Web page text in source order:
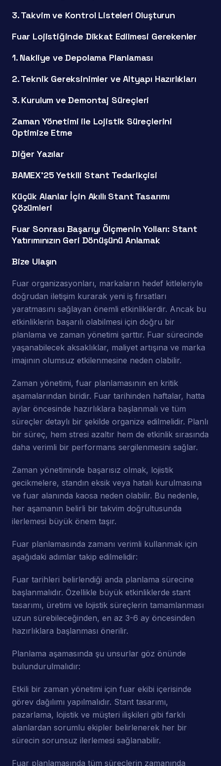
3. Takvim ve Kontrol Listeleri Oluşturun
Fuar Lojistiğinde Dikkat Edilmesi Gerekenler
1. Nakliye ve Depolama Planlaması
2. Teknik Gereksinimler ve Altyapı Hazırlıkları
3. Kurulum ve Demontaj Süreçleri
Zaman Yönetimi ile Lojistik Süreçlerini
Optimize Etme
Diğer Yazılar
BAMEX’25 Yetkili Stant Tedarikçisi
Küçük Alanlar İçin Akıllı Stant Tasarımı
Çözümleri
Fuar Sonrası Başarıyı Ölçmenin Yolları: Stant
Yatırımınızın Geri Dönüşünü Anlamak
Bize Ulaşın
Fuar organizasyonları, markaların hedef kitleleriyle
doğrudan iletişim kurarak yeni iş fırsatları
yaratmasını sağlayan önemli etkinliklerdir. Ancak bu
etkinliklerin başarılı olabilmesi için doğru bir
planlama ve zaman yönetimi şarttır. Fuar sürecinde
yaşanabilecek aksaklıklar, maliyet artışına ve marka
imajının olumsuz etkilenmesine neden olabilir.
Zaman yönetimi, fuar planlamasının en kritik
aşamalarından biridir. Fuar tarihinden haftalar, hatta
aylar öncesinde hazırlıklara başlanmalı ve tüm
süreçler detaylı bir şekilde organize edilmelidir. Planlı
bir süreç, hem stresi azaltır hem de etkinlik sırasında
daha verimli bir performans sergilenmesini sağlar.
Zaman yönetiminde başarısız olmak, lojistik
gecikmelere, standın eksik veya hatalı kurulmasına
ve fuar alanında kaosa neden olabilir. Bu nedenle,
her aşamanın belirli bir takvim doğrultusunda
ilerlemesi büyük önem taşır.
Fuar planlamasında zamanı verimli kullanmak için
aşağıdaki adımlar takip edilmelidir:
Fuar tarihleri belirlendiği anda planlama sürecine
başlanmalıdır. Özellikle büyük etkinliklerde stant
tasarımı, üretimi ve lojistik süreçlerin tamamlanması
uzun sürebileceğinden, en az 3-6 ay öncesinden
hazırlıklara başlanması önerilir.
Planlama aşamasında şu unsurlar göz önünde
bulundurulmalıdır:
Etkili bir zaman yönetimi için fuar ekibi içerisinde
görev dağılımı yapılmalıdır. Stant tasarımı,
pazarlama, lojistik ve müşteri ilişkileri gibi farklı
alanlardan sorumlu ekipler belirlenerek her bir
sürecin sorunsuz ilerlemesi sağlanabilir.
Fuar planlamasında tüm süreçlerin zamanında